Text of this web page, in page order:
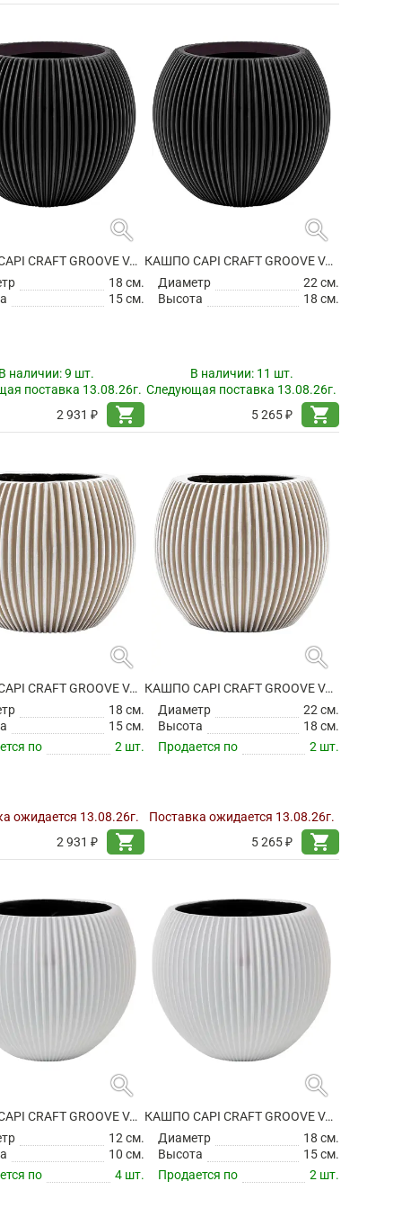
search
КАШПО CAPI CRAFT GROOVE VASE BALL INTENSE BLACK
18 см.
15 см.
наличии:9 шт.
поставка 13.08.26г.
2 931 ₽
shopping_cart
search
КАШПО CAPI CRAFT GROOVE VASE BALL INTENSE BLACK
Диаметр
22 см.
Высота
18 см.
В наличии: 11 шт.
Следующая поставка 13.08.26г.
5 265 ₽
shopping_cart
search
КАШПО CAPI CRAFT GROOVE VASE BALL IVORY
18 см.
15 см.
по
2 шт.
ожидается 13.08.26г.
2 931 ₽
shopping_cart
search
КАШПО CAPI CRAFT GROOVE VASE BALL IVORY
Диаметр
22 см.
Высота
18 см.
Продается по
2 шт.
Поставка ожидается 13.08.26г.
5 265 ₽
shopping_cart
search
КАШПО CAPI CRAFT GROOVE VASE BALL WHITE
12 см.
10 см.
по
4 шт.
search
КАШПО CAPI CRAFT GROOVE VASE BALL WHITE
Диаметр
18 см.
Высота
15 см.
Продается по
2 шт.